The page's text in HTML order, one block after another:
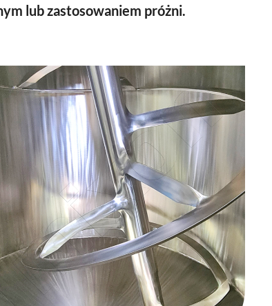
lub zastosowaniem próżni.